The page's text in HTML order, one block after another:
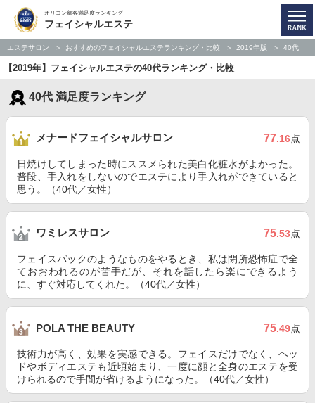
オリコン顧客満足度ランキング
フェイシャルエステ
エステサロン おすすめのフェイシャルエステランキング・比較 2019年版 40代
【2019年】フェイシャルエステの40代ランキング・比較
40代 満足度ランキング
メナードフェイシャルサロン 77.16点
日焼けしてしまった時にススメられた美白化粧水がよかった。
普段、手入れをしないのでエステにより手入れができていると
思う。（40代／女性）
ワミレスサロン 75.53点
フェイスパックのようなものをやるとき、私は閉所恐怖症で全
ておおわれるのが苦手だが、それを話したら楽にできるよう
に、すぐ対応してくれた。（40代／女性）
POLA THE BEAUTY 75.49点
技術力が高く、効果を実感できる。フェイスだけでなく、ヘッ
ドやボディエステも近頃始まり、一度に顔と全身のエステを受
けられるので手間が省けるようになった。（40代／女性）